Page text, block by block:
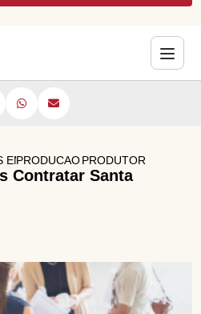
EMPRESARIAIS
PRODUCAO DE EVENTOS
PRODUTOR DE
Contratar Santa